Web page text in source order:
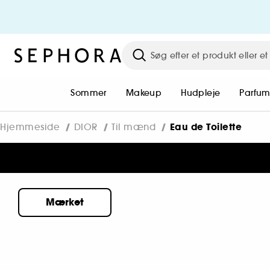
Sommer Makeup Hudpleje
Hjemmeside DIOR Til mænd Eau de Toilette
Mærket